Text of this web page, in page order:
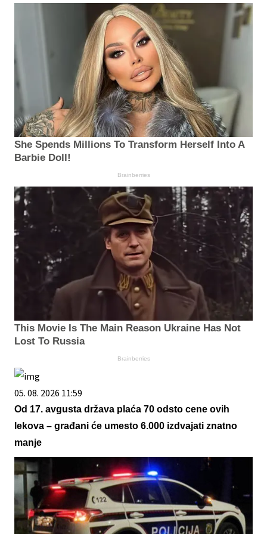
She Spends Millions To Transform Herself Into A
Barbie Doll!
Brainberries
This Movie Is The Main Reason Ukraine Has Not
Lost To Russia
Brainberries
05. 08. 2026 11:59
Od 17. avgusta država plaća 70 odsto cene ovih
lekova – građani će umesto 6.000 izdvajati znatno
manje